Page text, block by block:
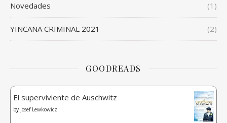
Novedades (1)
YINCANA CRIMINAL 2021 (2)
GOODREADS
El superviviente de Auschwitz
by Josef Lewkowicz